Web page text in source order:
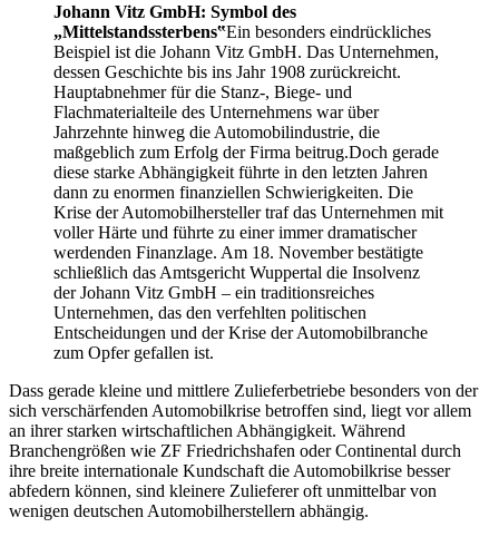
Johann Vitz GmbH: Symbol des
„Mittelstandssterbens‟Ein besonders eindrückliches
Beispiel ist die Johann Vitz GmbH. Das Unternehmen,
dessen Geschichte bis ins Jahr 1908 zurückreicht.
Hauptabnehmer für die Stanz-, Biege- und
Flachmaterialteile des Unternehmens war über
Jahrzehnte hinweg die Automobilindustrie, die
maßgeblich zum Erfolg der Firma beitrug.Doch gerade
diese starke Abhängigkeit führte in den letzten Jahren
dann zu enormen finanziellen Schwierigkeiten. Die
Krise der Automobilhersteller traf das Unternehmen mit
voller Härte und führte zu einer immer dramatischer
werdenden Finanzlage. Am 18. November bestätigte
schließlich das Amtsgericht Wuppertal die Insolvenz
der Johann Vitz GmbH – ein traditionsreiches
Unternehmen, das den verfehlten politischen
Entscheidungen und der Krise der Automobilbranche
zum Opfer gefallen ist.
Dass gerade kleine und mittlere Zulieferbetriebe besonders von der
sich verschärfenden Automobilkrise betroffen sind, liegt vor allem
an ihrer starken wirtschaftlichen Abhängigkeit. Während
Branchengrößen wie ZF Friedrichshafen oder Continental durch
ihre breite internationale Kundschaft die Automobilkrise besser
abfedern können, sind kleinere Zulieferer oft unmittelbar von
wenigen deutschen Automobilherstellern abhängig.